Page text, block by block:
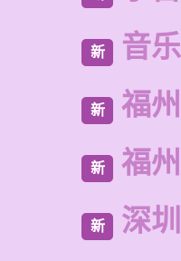
新 音
新 福
新 福
新 深